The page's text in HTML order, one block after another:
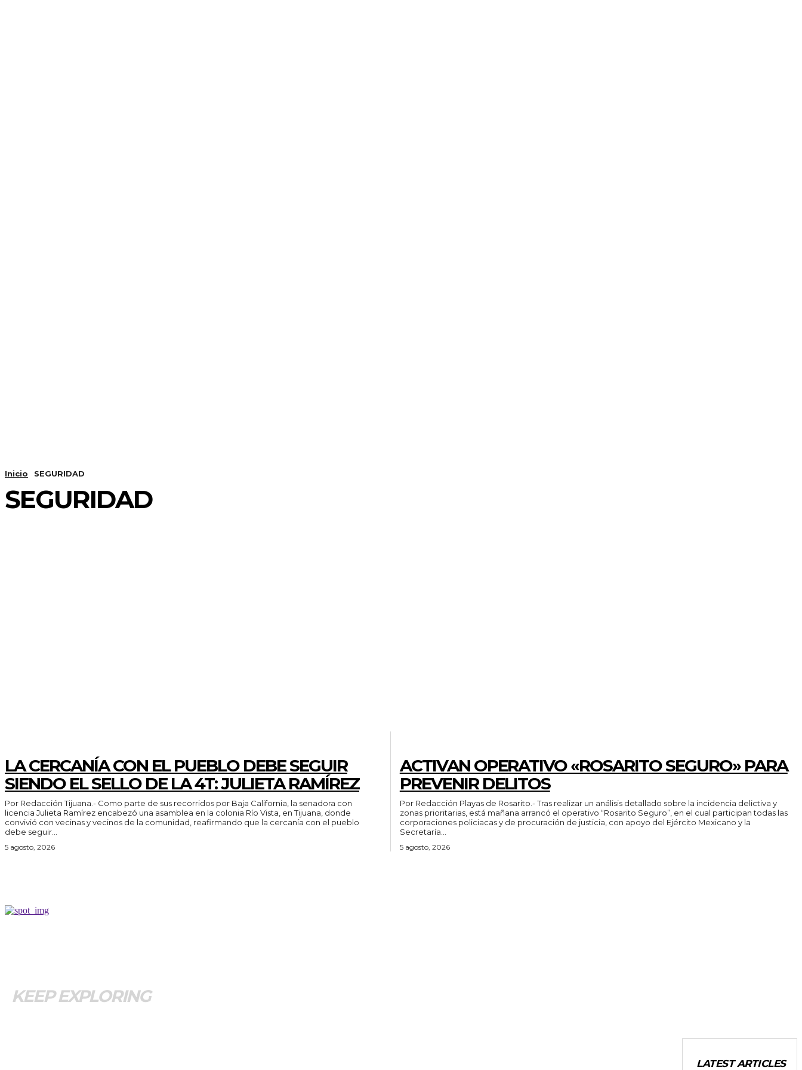
Inicio SEGURIDAD
SEGURIDAD
LA CERCANÍA CON EL PUEBLO DEBE SEGUIR
SIENDO EL SELLO DE LA 4T: JULIETA RAMÍREZ
Por Redacción Tijuana.- Como parte de sus recorridos por Baja California, la senadora con
licencia Julieta Ramírez encabezó una asamblea en la colonia Río Vista, en Tijuana, donde
convivió con vecinas y vecinos de la comunidad, reafirmando que la cercanía con el pueblo
debe seguir...
5 agosto, 2026
ACTIVAN OPERATIVO «ROSARITO SEGURO» PARA
PREVENIR DELITOS
Por Redacción Playas de Rosarito.- Tras realizar un análisis detallado sobre la incidencia delictiva y
zonas prioritarias, está mañana arrancó el operativo “Rosarito Seguro”, en el cual participan todas las
corporaciones policiacas y de procuración de justicia, con apoyo del Ejército Mexicano y la
Secretaría...
5 agosto, 2026
KEEP EXPLORING
LATEST ARTICLES